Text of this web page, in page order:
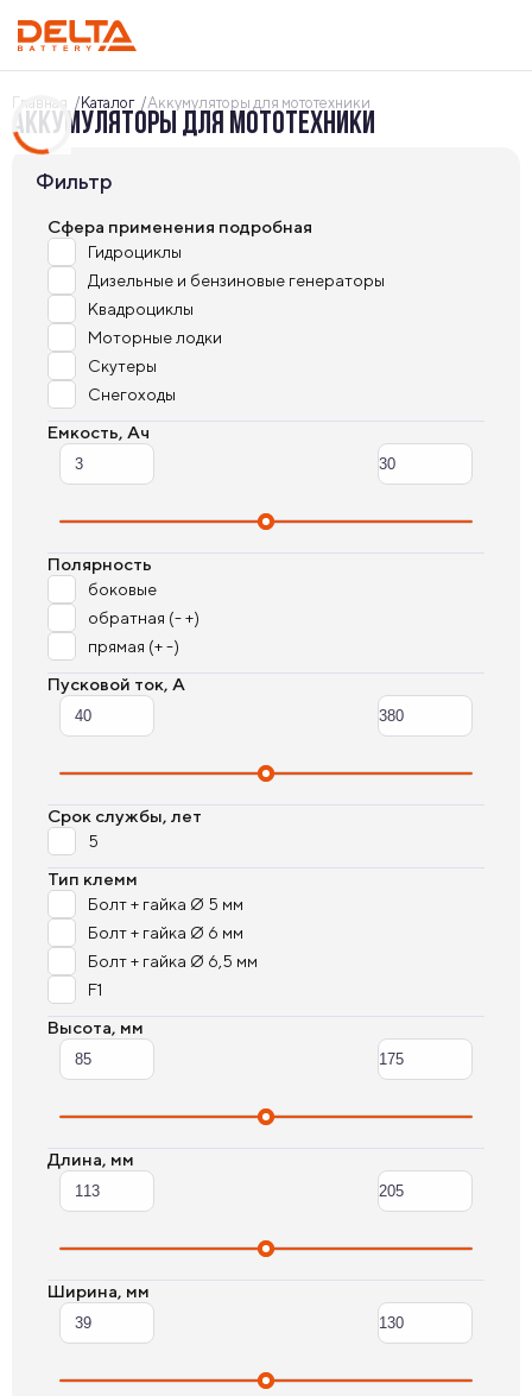
Главная Каталог Аккумуляторы для мототехники
АККУМУЛЯТОРЫ ДЛЯ МОТОТЕХНИКИ
Фильтр
Cфера применения подробная
Гидроциклы
Дизельные и бензиновые генераторы
Квадроциклы
Моторные лодки
Скутеры
Снегоходы
Емкость, Ач
Полярность
боковые
обратная (- +)
прямая (+ -)
Пусковой ток, А
Срок службы, лет
5
Тип клемм
Болт + гайка Ø 5 мм
Болт + гайка Ø 6 мм
Болт + гайка Ø 6,5 мм
F1
Высота, мм
Длина, мм
Ширина, мм